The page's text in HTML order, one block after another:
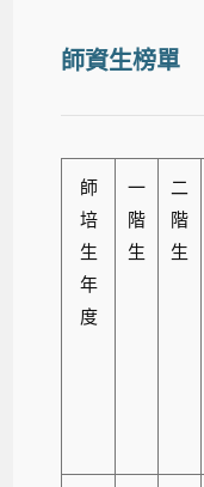
師資生榜單
師
培
生
年
度
一
階
生
二
階
生